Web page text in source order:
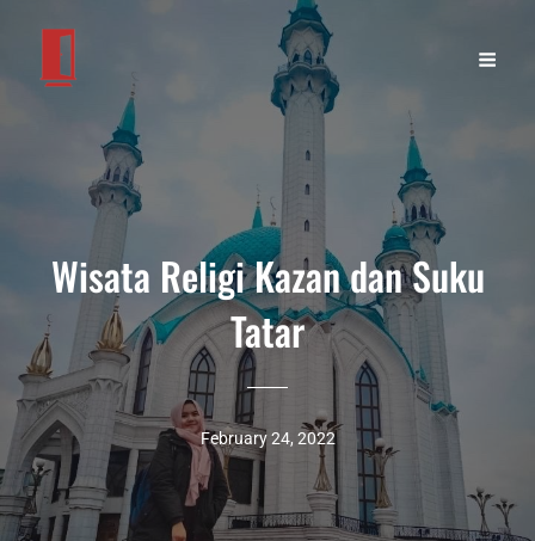
Wisata Religi Kazan dan Suku
Tatar
February 24, 2022